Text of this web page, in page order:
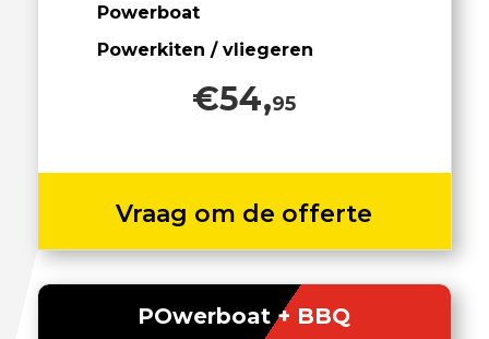
Powerboat
Powerkiten / vliegeren
€54,95
Vraag om de offerte
POwerboat + BBQ